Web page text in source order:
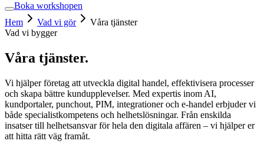
Boka workshopen
Hem
Vad vi gör
Våra tjänster
Vad vi bygger
Våra tjänster.
Vi hjälper företag att utveckla digital handel, effektivisera processer
och skapa bättre kundupplevelser. Med expertis inom AI,
kundportaler, punchout, PIM, integrationer och e-handel erbjuder vi
både specialistkompetens och helhetslösningar. Från enskilda
insatser till helhetsansvar för hela den digitala affären – vi hjälper er
att hitta rätt väg framåt.